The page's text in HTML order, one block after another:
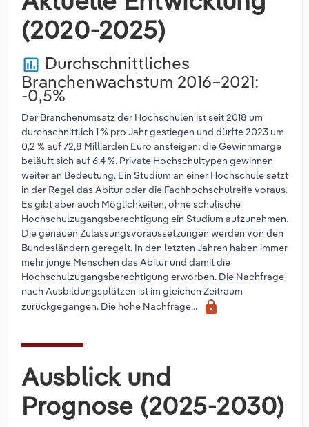
(2020-2025)
poll Durchschnittliches
Branchenwachstum 2016–2021:
-0,5%
Der Branchenumsatz der Hochschulen ist seit 2018 um
durchschnittlich 1 % pro Jahr gestiegen und dürfte 2023 um
0,2 % auf 72,8 Milliarden Euro ansteigen; die Gewinnmarge
beläuft sich auf 6,4 %. Private Hochschultypen gewinnen
weiter an Bedeutung. Ein Studium an einer Hochschule setzt
in der Regel das Abitur oder die Fachhochschulreife voraus.
Es gibt aber auch Möglichkeiten, ohne schulische
Hochschulzugangsberechtigung ein Studium aufzunehmen.
Die genauen Zulassungsvoraussetzungen werden von den
Bundesländern geregelt. In den letzten Jahren haben immer
mehr junge Menschen das Abitur und damit die
Hochschulzugangsberechtigung erworben. Die Nachfrage
nach Ausbildungsplätzen ist im gleichen Zeitraum
zurückgegangen. Die hohe Nachfrage...
lock
Ausblick und
Prognose (2025-2030)